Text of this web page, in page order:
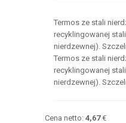
Termos ze stali
recyklingowanej
nierdzewnej).
Termos ze stali
recyklingowanej
nierdzewnej).
Cena netto: 4,67€